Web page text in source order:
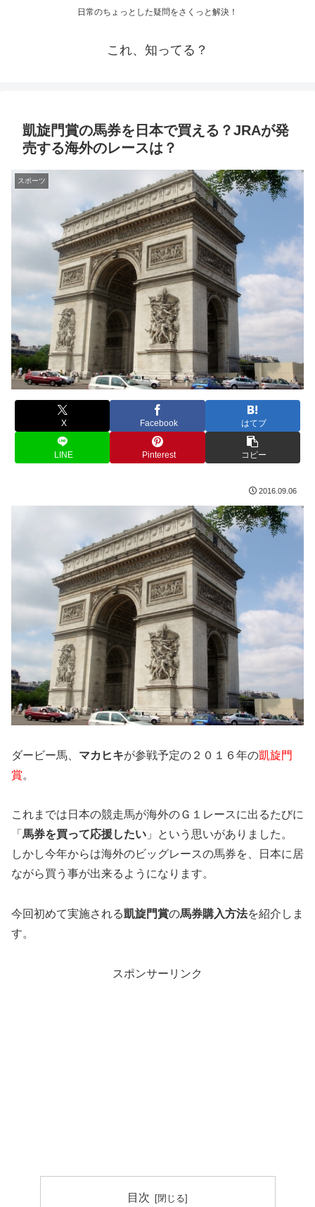
日常のちょっとした疑問をさくっと解決！
これ、知ってる？
凱旋門賞の馬券を日本で買える？JRAが発
売する海外のレースは？
スポーツ
X Facebook はてブ
LINE Pinterest コピー
2016.09.06
ダービー馬、 マカヒキが参戦予定の２０１６年の凱旋門
賞。
これまでは日本の競走馬が海外のＧ１レースに出るたびに
「 馬券を買って応援したい 」という思いがありました。
しかし今年からは海外のビッグレースの馬券を、日本に居
ながら買う事が出来るようになります。
今回初めて実施される凱旋門賞の馬券購入方法を紹介しま
す。
スポンサーリンク
目次